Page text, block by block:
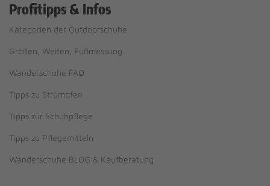
Profitipps & Infos
Kategorien der Outdoorschuhe
Größen, Weiten, Fußmessung
Wanderschuhe FAQ
Tipps zu Strümpfen
Tipps zur Schuhpflege
Tipps zu Pflegemitteln
Wanderschuhe BLOG & Kaufberatung